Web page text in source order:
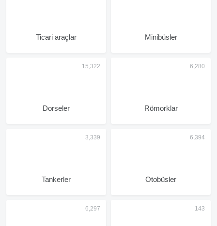
Ticari araçlar Minibüsler
Dorseler Römorklar
Tankerler Otobüsler